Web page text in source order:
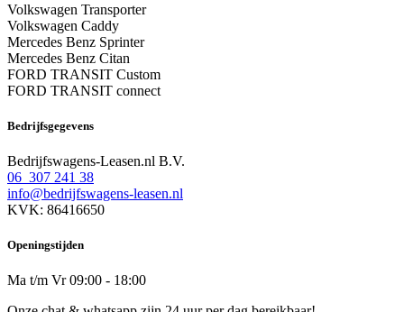
Volkswagen Transporter
Volkswagen Caddy
Mercedes Benz Sprinter
Mercedes Benz Citan
FORD TRANSIT Custom
FORD TRANSIT connect
Bedrijfsgegevens
Bedrijfswagens-Leasen.nl B.V.
06 307 241 38
info@bedrijfswagens-leasen.nl
KVK: 86416650
Openingstijden
Ma t/m Vr 09:00 - 18:00